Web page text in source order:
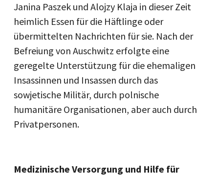
Janina Paszek und Alojzy Klaja in dieser Zeit
heimlich Essen für die Häftlinge oder
übermittelten Nachrichten für sie. Nach der
Befreiung von Auschwitz erfolgte eine
geregelte Unterstützung für die ehemaligen
Insassinnen und Insassen durch das
sowjetische Militär, durch polnische
humanitäre Organisationen, aber auch durch
Privatpersonen.
Medizinische Versorgung und Hilfe für